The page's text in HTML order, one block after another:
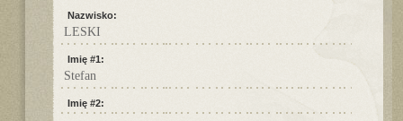
Nazwisko:
LESKI
Imię #1:
Stefan
Imię #2: